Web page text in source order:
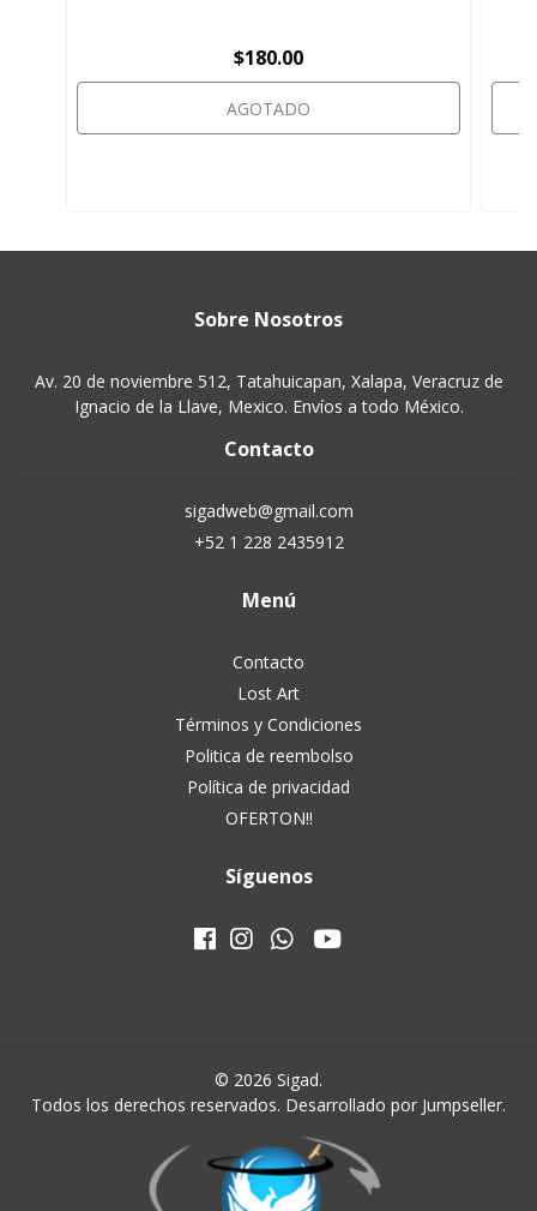
$180.00
AGOTADO
Sobre Nosotros
Av. 20 de noviembre 512, Tatahuicapan, Xalapa, Veracruz de
Ignacio de la Llave, Mexico. Envíos a todo México.
Contacto
sigadweb@gmail.com
+52 1 228 2435912
Menú
Contacto
Lost Art
Términos y Condiciones
Politica de reembolso
Política de privacidad
OFERTON!!
Síguenos
© 2026 Sigad.
Todos los derechos reservados. Desarrollado por Jumpseller.